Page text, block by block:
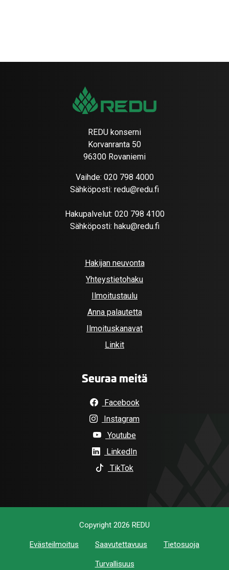
REDU konserni
Korvanranta 50
96300 Rovaniemi
Vaihde: 020 798 4000
Sähköposti: redu@redu.fi
Hakupalvelut: 020 798 4100
Sähköposti: haku@redu.fi
Hakijan neuvonta
Yhteystietohaku
Ilmoitustaulu
Anna palautetta
Ilmoituskanavat
Linkit
Seuraa meitä
Facebook
Instagram
Youtube
LinkedIn
TikTok
Copyright 2026 REDU
Evästeilmoitus Saavutettavuus Tietosuoja
Turvallisuus